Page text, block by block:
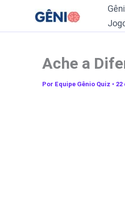
o
Ache a
Por Equipe Gênio Quiz • 22